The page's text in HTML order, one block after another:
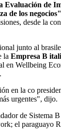
Evaluación de
de los
desde la
junto al
la Empresa B
Wellbeing
en la co
urgentes", dijo.
de
el paraguayo